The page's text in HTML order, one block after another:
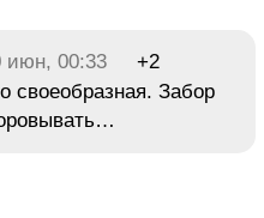
июн, 00:33
+2
своеобразная. Забор